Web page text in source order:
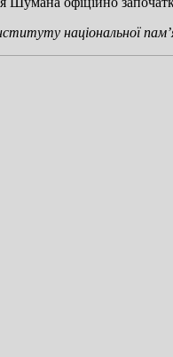
національної